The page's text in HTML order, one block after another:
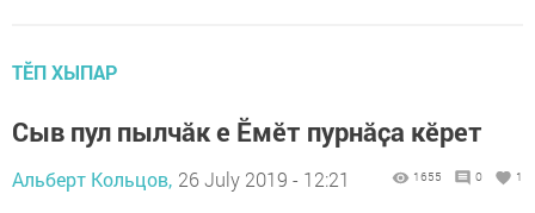
ТӖП ХЫПАР
Сыв пул пылчӑк е Ӗмӗт пурнӑҫа кӗрет
Альберт Кольцов, 26 July 2019 - 12:21 1655 0 1